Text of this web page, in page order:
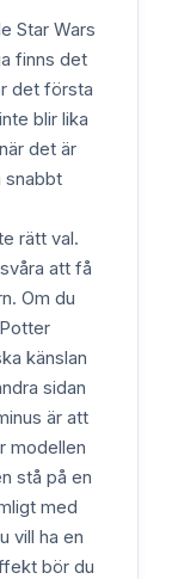
Star Wars
finns det
det första
blir lika
det är
snabbt
rätt val.
att få
Om du
känslan
sidan
är att
modellen
stå på en
med
vill ha en
bör du